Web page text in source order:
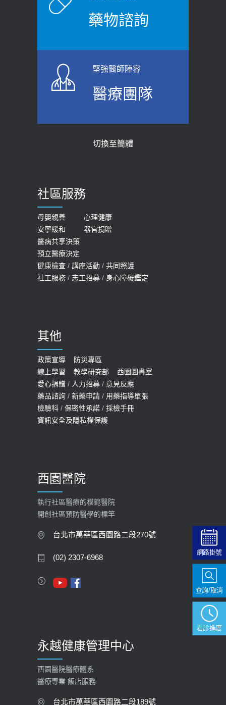
2026-06-08
上班常待在冷氣房？小心泌尿道感染
醫示警：1病症嚴重恐喪命
2026-05-21
女性必看國健署公費懶人包！這幾項檢
查完全免費 沒做虧大了
2026-05-14
2021-03-05
骨科魏志定主任接受專訪 【年代電視
質密度檢查！醫：注意5重點可逆轉
膝蓋退化有9大部位 骨科醫坦言：不
一定得換人工關節
2019-10-08
20歲迪士尼男星因癲癇猝逝 老人小
孩最好發、醫師點出8大前兆
2019-07-09
預約
2022-01-07
114年【公費流感及新冠疫苗】門診
預約
2025-09-30
【快速肝癌篩檢MRI】新檢查服務
2026-02-06
大吃大喝、肥胖害到膽囊！膽結石、
膽息肉如何處理？
2023-09-27
藥物諮詢
堅強醫師陣容
醫療團隊
切換至簡體
社區服務
母嬰親善
心理健康
安寧緩和
器官捐贈
醫病共享決策
預立醫療決定
健康檢查 / 講座活動 / 共同照護
社工服務 / 志工招募 / 身心障礙鑑定
其他
政策宣導
防災專區
線上學習
教學研究部
西園圖書室
愛心捐贈 / 人力招募 / 意見反應
藥品諮詢 / 新藥申請 / 用藥指導單張
檢驗科 / 保密性承諾 / 採檢手冊
資訊安全及隱私權保護
西園醫院
執行社區醫療的模範醫院
開創社區預防醫學的標竿
台北市萬華區西園路二段270號
(02) 2307-6968
永越健康管理中心
西園醫院醫療體系
醫療專業 飯店服務
台北市萬華區西園路二段189號
網路掛號
看診進度
查詢/取消